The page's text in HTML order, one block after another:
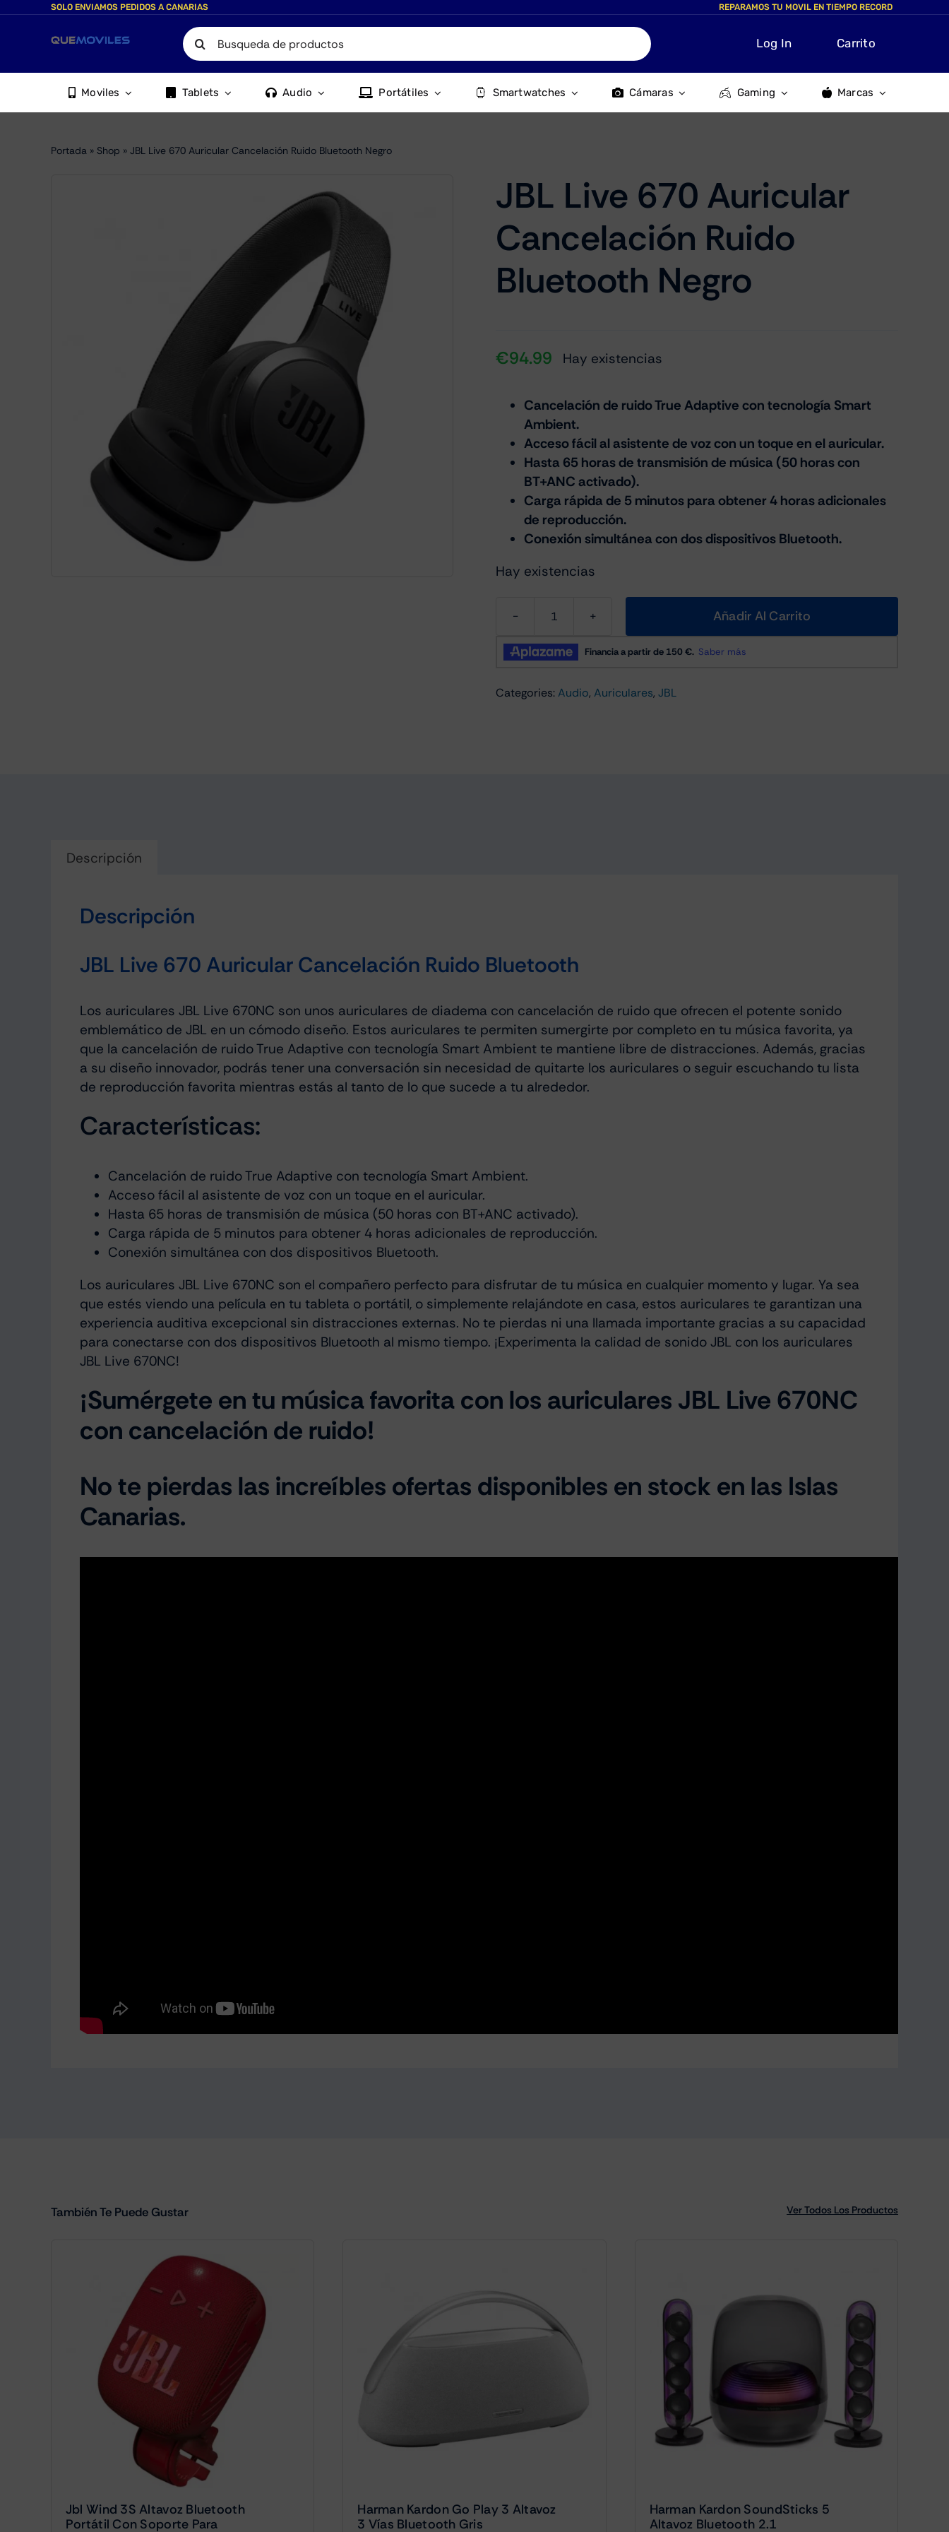
SOLO ENVIAMOS PEDIDOS A CANARIAS REPARAMOS TU MOVIL EN TIEMPO RECORD
Search
for:
Log In Carrito
Moviles Tablets Audio Portátiles Smartwatches Cámaras Gaming Marcas
Portada » Shop » JBL Live 670 Auricular Cancelación Ruido Bluetooth Negro
JBL Live 670 Auricular
Cancelación Ruido
Bluetooth Negro
€94.99 Hay existencias
Cancelación de ruido True Adaptive con tecnología Smart
Ambient.
Acceso fácil al asistente de voz con un toque en el auricular.
Hasta 65 horas de transmisión de música (50 horas con
BT+ANC activado).
Carga rápida de 5 minutos para obtener 4 horas adicionales
de reproducción.
Conexión simultánea con dos dispositivos Bluetooth.
Hay existencias
JBL
Live
670
Cancelación
Añadir Al Carrito
Categories:Audio, Auriculares, JBL
Descripción
Descripción
JBL Live 670 Auricular Cancelación Ruido Bluetooth
Los auriculares JBL Live 670NC son unos auriculares de diadema con cancelación de ruido que ofrecen el potente sonido
emblemático de JBL en un cómodo diseño. Estos auriculares te permiten sumergirte por completo en tu música favorita, ya
que la cancelación de ruido True Adaptive con tecnología Smart Ambient te mantiene libre de distracciones. Además, gracias
a su diseño innovador, podrás tener una conversación sin necesidad de quitarte los auriculares o seguir escuchando tu lista
de reproducción favorita mientras estás al tanto de lo que sucede a tu alrededor.
Características:
Cancelación de ruido True Adaptive con tecnología Smart Ambient.
Acceso fácil al asistente de voz con un toque en el auricular.
Hasta 65 horas de transmisión de música (50 horas con BT+ANC activado).
Carga rápida de 5 minutos para obtener 4 horas adicionales de reproducción.
Conexión simultánea con dos dispositivos Bluetooth.
Los auriculares JBL Live 670NC son el compañero perfecto para disfrutar de tu música en cualquier momento y lugar. Ya sea
que estés viendo una película en tu tableta o portátil, o simplemente relajándote en casa, estos auriculares te garantizan una
experiencia auditiva excepcional sin distracciones externas. No te pierdas ni una llamada importante gracias a su capacidad
para conectarse con dos dispositivos Bluetooth al mismo tiempo. ¡Experimenta la calidad de sonido JBL con los auriculares
JBL Live 670NC!
¡Sumérgete en tu música favorita con los auriculares JBL Live 670NC
con cancelación de ruido!
No te pierdas las increíbles ofertas disponibles en stock en las Islas
Canarias.
También Te Puede Gustar Ver Todos Los Productos
Jbl Wind 3S Altavoz Bluetooth
Portátil Con Soporte Para
Harman Kardon Go Play 3 Altavoz
3 Vías Bluetooth Gris
Harman Kardon SoundSticks 5
Altavoz Bluetooth 2.1